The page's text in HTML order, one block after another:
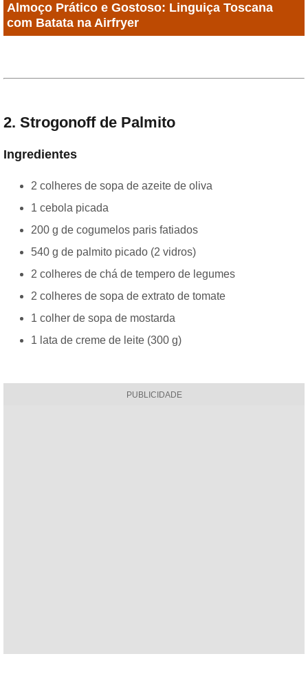
Almoço Prático e Gostoso: Linguiça Toscana
com Batata na Airfryer
2. Strogonoff de Palmito
Ingredientes
2 colheres de sopa de azeite de oliva
1 cebola picada
200 g de cogumelos paris fatiados
540 g de palmito picado (2 vidros)
2 colheres de chá de tempero de legumes
2 colheres de sopa de extrato de tomate
1 colher de sopa de mostarda
1 lata de creme de leite (300 g)
PUBLICIDADE